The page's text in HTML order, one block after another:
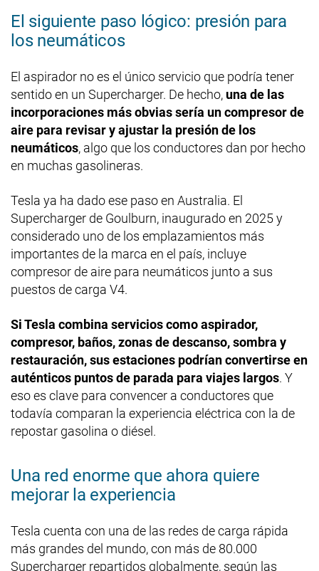
El siguiente paso lógico: presión para
los neumáticos
El aspirador no es el único servicio que podría tener
sentido en un Supercharger. De hecho, una de las
incorporaciones más obvias sería un compresor de
aire para revisar y ajustar la presión de los
neumáticos, algo que los conductores dan por hecho
en muchas gasolineras.
Tesla ya ha dado ese paso en Australia. El
Supercharger de Goulburn, inaugurado en 2025 y
considerado uno de los emplazamientos más
importantes de la marca en el país, incluye
compresor de aire para neumáticos junto a sus
puestos de carga V4.
Si Tesla combina servicios como aspirador,
compresor, baños, zonas de descanso, sombra y
restauración, sus estaciones podrían convertirse en
auténticos puntos de parada para viajes largos. Y
eso es clave para convencer a conductores que
todavía comparan la experiencia eléctrica con la de
repostar gasolina o diésel.
Una red enorme que ahora quiere
mejorar la experiencia
Tesla cuenta con una de las redes de carga rápida
más grandes del mundo, con más de 80.000
Supercharger repartidos globalmente, según las